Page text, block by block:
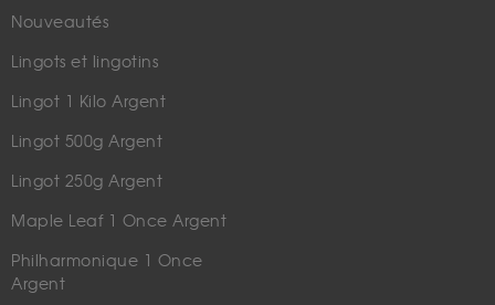
Nouveautés
Lingots et lingotins
Lingot 1 Kilo Argent
Lingot 500g Argent
Lingot 250g Argent
Maple Leaf 1 Once Argent
Philharmonique 1 Once
Argent